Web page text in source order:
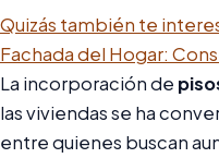
Quizás también te
Fachada del Hogar:
La incorporación de
las viviendas se ha
entre quienes buscan